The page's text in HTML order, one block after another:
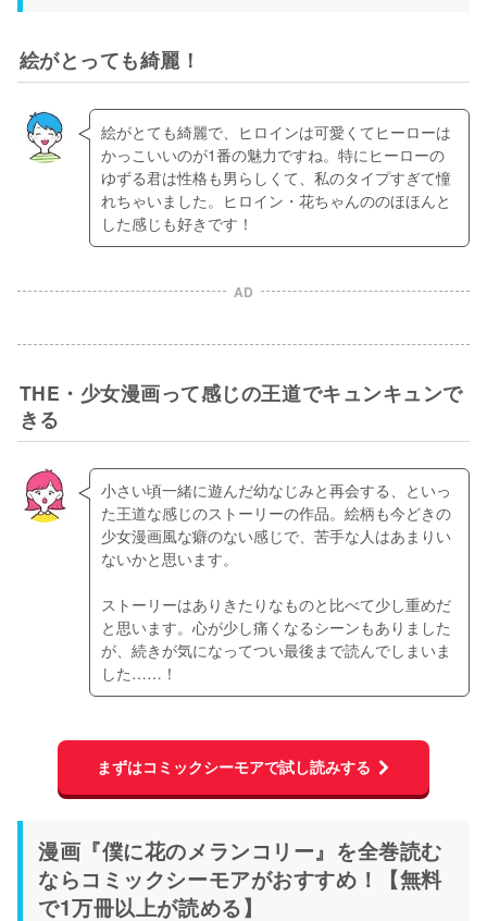
絵がとっても綺麗！
絵がとても綺麗で、ヒロインは可愛くてヒーローは
かっこいいのが1番の魅力ですね。特にヒーローの
ゆずる君は性格も男らしくて、私のタイプすぎて憧
れちゃいました。ヒロイン・花ちゃんののほほんと
した感じも好きです！
AD
THE・少女漫画って感じの王道でキュンキュンで
きる
小さい頃一緒に遊んだ幼なじみと再会する、といっ
た王道な感じのストーリーの作品。絵柄も今どきの
少女漫画風な癖のない感じで、苦手な人はあまりい
ないかと思います。
ストーリーはありきたりなものと比べて少し重めだ
と思います。心が少し痛くなるシーンもありました
が、続きが気になってつい最後まで読んでしまいま
した……！
まずはコミックシーモアで試し読みする
漫画『僕に花のメランコリー』を全巻読む
ならコミックシーモアがおすすめ！【無料
で1万冊以上が読める】